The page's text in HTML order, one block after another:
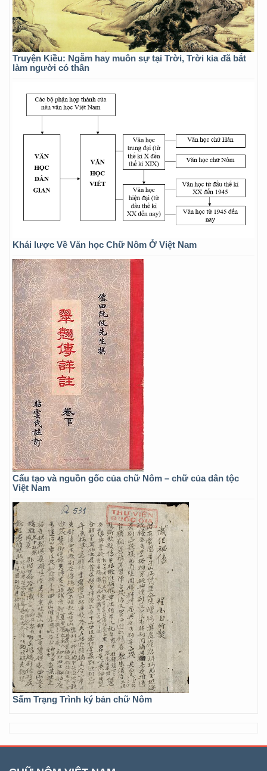
Truyện Kiều: Ngẫm hay muôn sự tại Trời, Trời kia đã bắt
làm người có thân
Khái lược Về Văn học Chữ Nôm Ở Việt Nam
Cấu tạo và nguồn gốc của chữ Nôm – chữ của dân tộc
Việt Nam
Sấm Trạng Trình ký bản chữ Nôm